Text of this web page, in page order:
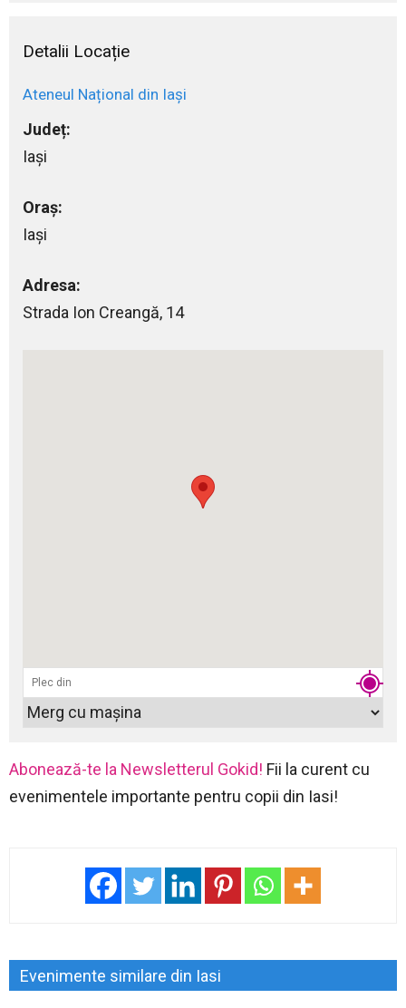
Detalii Locație
Ateneul Național din Iași
Județ:
Iași
Oraș:
Iași
Adresa:
Strada Ion Creangă, 14
Abonează-te la Newsletterul Gokid! Fii la curent cu
evenimentele importante pentru copii din Iasi!
Evenimente similare din Iasi